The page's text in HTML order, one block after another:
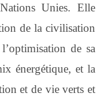
Unies. Elle
de la civilisation
de sa
énergétique, et la
et de vie verts et